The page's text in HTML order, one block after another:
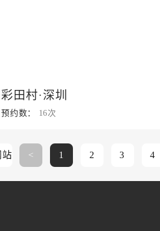
彩田村·深圳
预约数： 16次
站 < 1 2 3 4